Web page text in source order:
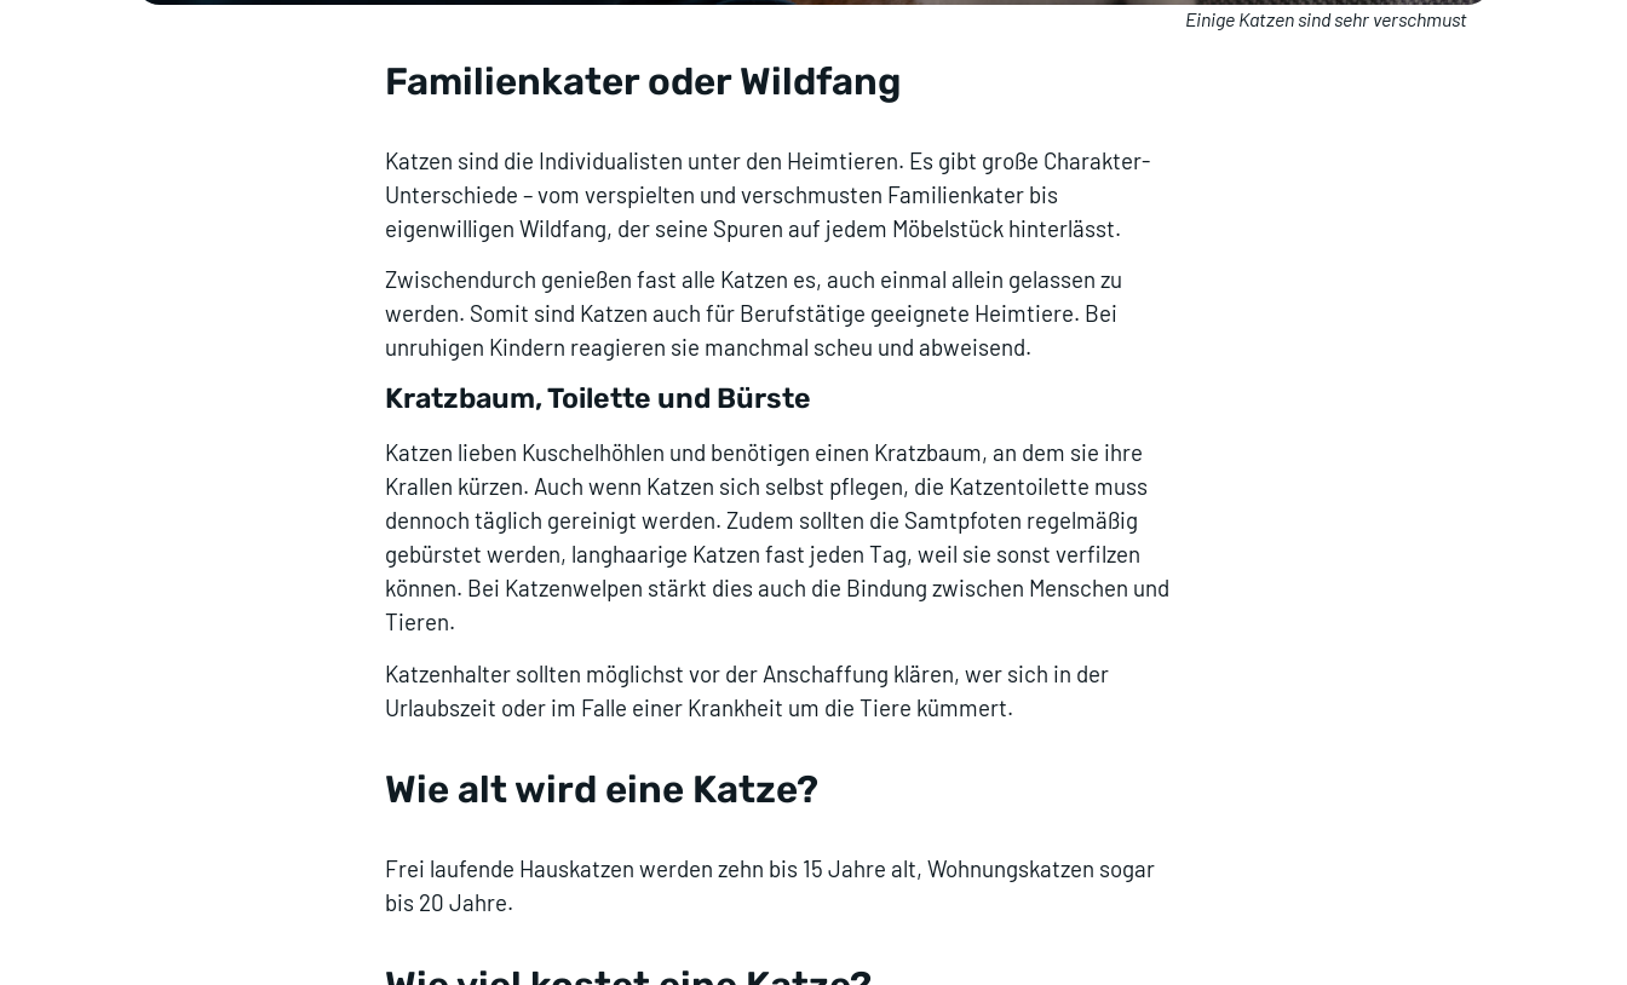
Einige Katzen sind sehr verschmust
Familienkater oder Wildfang
Katzen sind die Individualisten unter den Heimtieren. Es gibt große Charakter-
Unterschiede – vom verspielten und verschmusten Familienkater bis
eigenwilligen Wildfang, der seine Spuren auf jedem Möbelstück hinterlässt.
Zwischendurch genießen fast alle Katzen es, auch einmal allein gelassen zu
werden. Somit sind Katzen auch für Berufstätige geeignete Heimtiere. Bei
unruhigen Kindern reagieren sie manchmal scheu und abweisend.
Kratzbaum, Toilette und Bürste
Katzen lieben Kuschelhöhlen und benötigen einen Kratzbaum, an dem sie ihre
Krallen kürzen. Auch wenn Katzen sich selbst pflegen, die Katzentoilette muss
dennoch täglich gereinigt werden. Zudem sollten die Samtpfoten regelmäßig
gebürstet werden, langhaarige Katzen fast jeden Tag, weil sie sonst verfilzen
können. Bei Katzenwelpen stärkt dies auch die Bindung zwischen Menschen und
Tieren.
Katzenhalter sollten möglichst vor der Anschaffung klären, wer sich in der
Urlaubszeit oder im Falle einer Krankheit um die Tiere kümmert.
Wie alt wird eine Katze?
Frei laufende Hauskatzen werden zehn bis 15 Jahre alt, Wohnungskatzen sogar
bis 20 Jahre.